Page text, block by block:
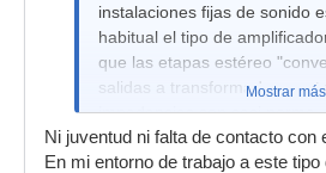
instalaciones fijas de sonido
habitual el tipo de
que las etapas estéreo
salidas a transformador con
impedancias son casi norma.
el término "sonorización" es
o por falta de contacto con el
Mostrar más
Ni juventud ni falta de contacto con
En mi entorno de trabajo a este tipo